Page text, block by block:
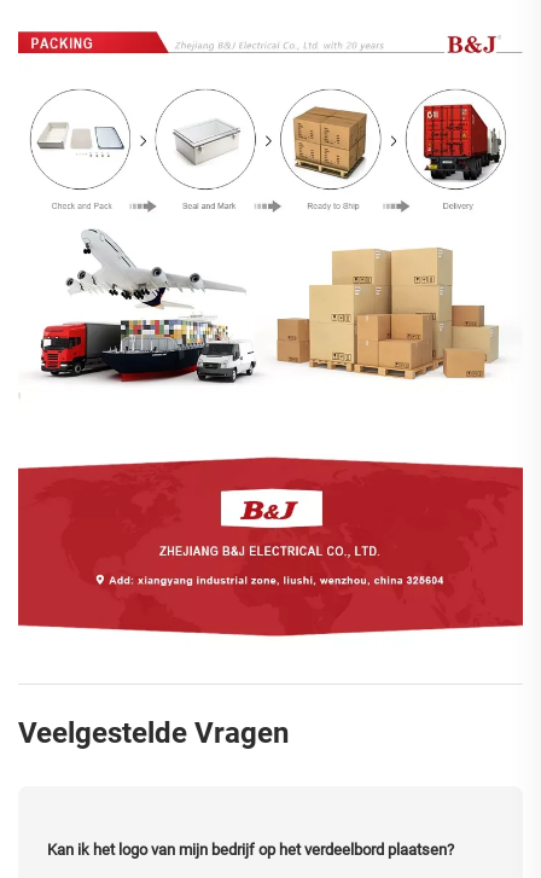
Veelgestelde Vragen
Kan ik het logo van mijn bedrijf op het verdeelbord plaatsen?